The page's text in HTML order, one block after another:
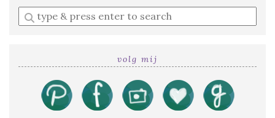
Enter
a
volg mij